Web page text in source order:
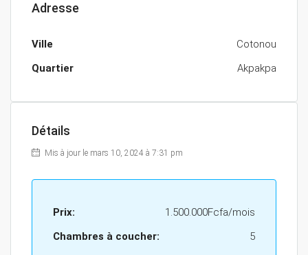
Adresse
Ville
Cotonou
Quartier
Akpakpa
Détails
Mis à jour le mars 10, 2024 à 7:31 pm
Prix:
1.500.000Fcfa/mois
Chambres à coucher:
5